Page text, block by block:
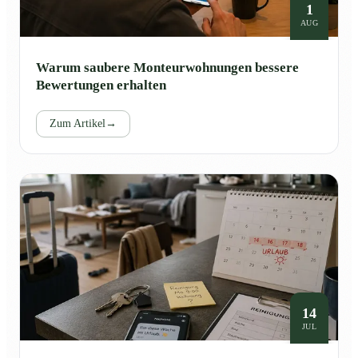
1
AUG
Warum saubere Monteurwohnungen bessere
Bewertungen erhalten
Zum Artikel→
14
JUL